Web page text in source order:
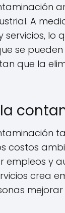
A
lo
se
que la
costos
empleos y
crea
mejorar